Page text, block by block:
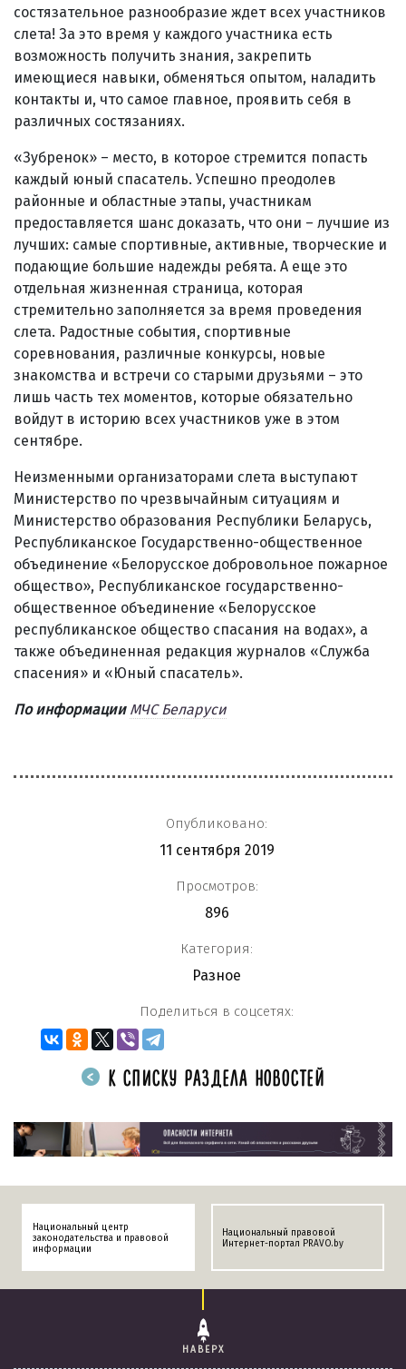
состязательное разнообразие ждет всех участников
слета! За это время у каждого участника есть
возможность получить знания, закрепить
имеющиеся навыки, обменяться опытом, наладить
контакты и, что самое главное, проявить себя в
различных состязаниях.
«Зубренок» – место, в которое стремится попасть
каждый юный спасатель. Успешно преодолев
районные и областные этапы, участникам
предоставляется шанс доказать, что они – лучшие из
лучших: самые спортивные, активные, творческие и
подающие большие надежды ребята. А еще это
отдельная жизненная страница, которая
стремительно заполняется за время проведения
слета. Радостные события, спортивные
соревнования, различные конкурсы, новые
знакомства и встречи со старыми друзьями – это
лишь часть тех моментов, которые обязательно
войдут в историю всех участников уже в этом
сентябре.
Неизменными организаторами слета выступают
Министерство по чрезвычайным ситуациям и
Министерство образования Республики Беларусь,
Республиканское Государственно-общественное
объединение «Белорусское добровольное пожарное
общество», Республиканское государственно-
общественное объединение «Белорусское
республиканское общество спасания на водах», а
также объединенная редакция журналов «Служба
спасения» и «Юный спасатель».
По информации МЧС Беларуси
Опубликовано:
11 сентября 2019
Просмотров:
896
Категория:
Разное
Поделиться в соцсетях:
К СПИСКУ РАЗДЕЛА НОВОСТЕЙ
Национальный центр
законодательства и правовой
информации
Национальный правовой
Интернет-портал PRAVO.by
НАВЕРХ